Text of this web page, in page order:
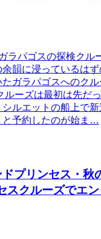
ラパゴスの探検クル
韻に浸っているは
ガラパゴスへのク
ルーズは最初は先だ
ルエットの船上で
と予約したのが始ま…
プリンセス・秋
スクルーズでエ